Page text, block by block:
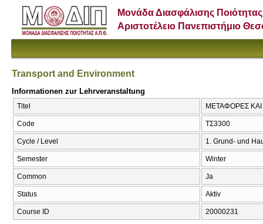
Μονάδα Διασφάλισης Ποιότητας
Αριστοτέλειο Πανεπιστήμιο
Transport and Environment
Informationen zur Lehrveranstaltung
Titel ΜΕΤΑΦΟΡΕΣ ΚΑΙ
Code ΤΣ3300
Cycle / Level 1. Grund- und
Semester Winter
Common Ja
Status Aktiv
Course ID 20000231